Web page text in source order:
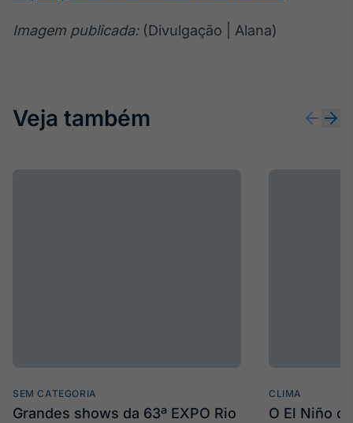
Imagem publicada:(Divulgação | Alana)
Veja também
SEM CATEGORIA
Grandes shows da 63ª EXPO Rio
CLIMA
O El Niño